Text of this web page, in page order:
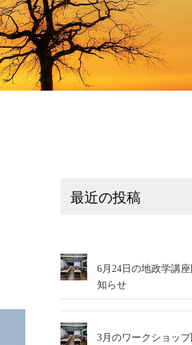
最近の投稿
6月24日の地政学講
知らせ
3月のワークショッ